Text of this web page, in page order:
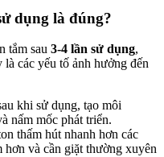
dụng là đúng?
tắm sau 3-4 lần sử dụng,
các yếu tố ảnh hưởng đến
khi sử dụng, tạo môi
nấm mốc phát triển.
thấm hút nhanh hơn các
và cần giặt thường xuyên